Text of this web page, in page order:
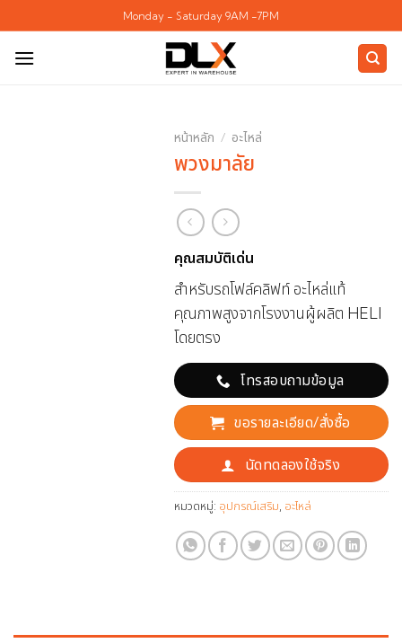
ไป
Monday - Saturday 9AM -7PM
หน้าหลัก / อะไหล่
พวงมาลัย
คุณสมบัติเด่น
สำหรับรถโฟล์คลิฟท์ อะไหล่แท้
คุณภาพสูงจากโรงงานผู้ผลิต HELI
โดยตรง
โทรสอบถามข้อมูล
ขอรายละเอียด/สั่งซื้อ
นัดทดลองใช้จริง
หมวดหมู่: อุปกรณ์เสริม อะไหล่